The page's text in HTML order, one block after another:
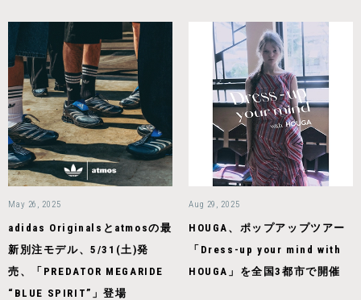
May 26, 2025
adidas Originalsとatmosの最
新別注モデル、5/31(土)発
売、「PREDATOR MEGARIDE
“BLUE SPIRIT”」登場
Aug 29, 2025
HOUGA、ポップアップツアー
「Dress-up your mind with
HOUGA」を全国3都市で開催